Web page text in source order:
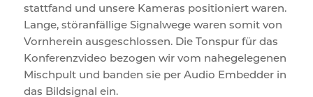
stattfand und unsere Kameras positioniert waren.
Lange, störanfällige Signalwege waren somit von
Vornherein ausgeschlossen. Die Tonspur für das
Konferenzvideo bezogen wir vom nahegelegenen
Mischpult und banden sie per Audio Embedder in
das Bildsignal ein.